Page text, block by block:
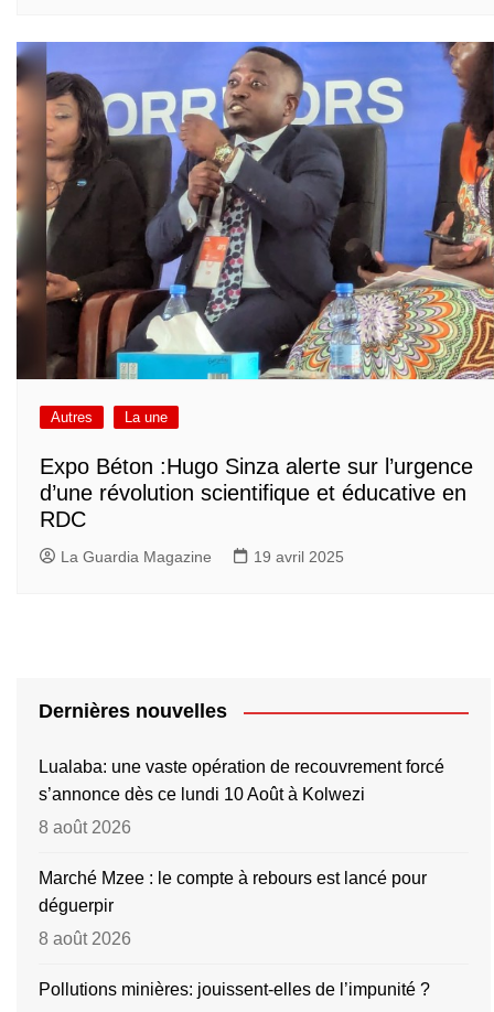
Autres La une
Expo Béton :Hugo Sinza alerte sur l’urgence
d’une révolution scientifique et éducative en
RDC
La Guardia Magazine 19 avril 2025
Dernières nouvelles
Lualaba: une vaste opération de recouvrement forcé
s’annonce dès ce lundi 10 Août à Kolwezi
8 août 2026
Marché Mzee : le compte à rebours est lancé pour
déguerpir
8 août 2026
Pollutions minières: jouissent-elles de l’impunité ?